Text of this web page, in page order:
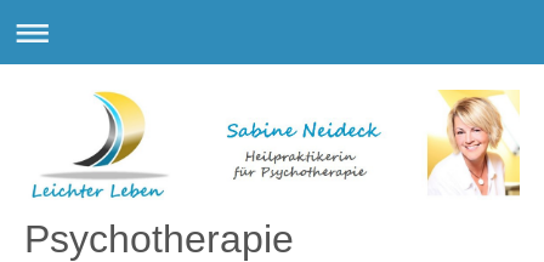
Psychotherapie